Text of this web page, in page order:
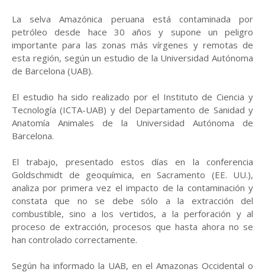
La selva Amazónica peruana está contaminada por
petróleo desde hace 30 años y supone un peligro
importante para las zonas más vírgenes y remotas de
esta región, según un estudio de la Universidad Autónoma
de Barcelona (UAB).
El estudio ha sido realizado por el Instituto de Ciencia y
Tecnología (ICTA-UAB) y del Departamento de Sanidad y
Anatomía Animales de la Universidad Autónoma de
Barcelona.
El trabajo, presentado estos días en la conferencia
Goldschmidt de geoquímica, en Sacramento (EE. UU.),
analiza por primera vez el impacto de la contaminación y
constata que no se debe sólo a la extracción del
combustible, sino a los vertidos, a la perforación y al
proceso de extracción, procesos que hasta ahora no se
han controlado correctamente.
Según ha informado la UAB, en el Amazonas Occidental o